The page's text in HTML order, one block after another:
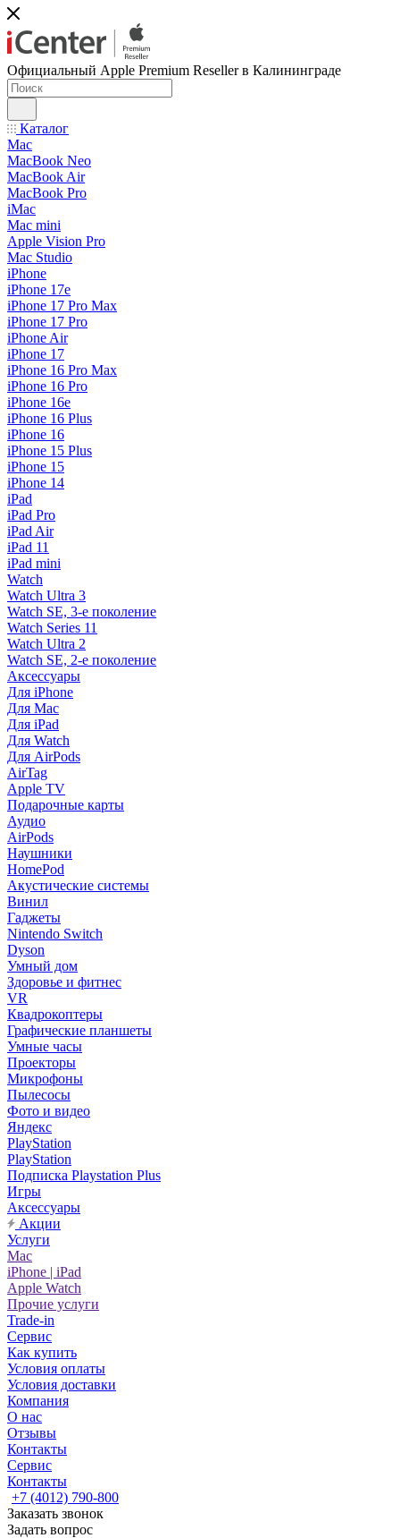
Официальный Apple Premium Reseller в Калининграде
Каталог
Mac
MacBook Neo
MacBook Air
MacBook Pro
iMac
Mac mini
Apple Vision Pro
Mac Studio
iPhone
iPhone 17e
iPhone 17 Pro Max
iPhone 17 Pro
iPhone Air
iPhone 17
iPhone 16 Pro Max
iPhone 16 Pro
iPhone 16e
iPhone 16 Plus
iPhone 16
iPhone 15 Plus
iPhone 15
iPhone 14
iPad
iPad Pro
iPad Air
iPad 11
iPad mini
Watch
Watch Ultra 3
Watch SE, 3-е поколение
Watch Series 11
Watch Ultra 2
Watch SE, 2-е поколение
Аксессуары
Для iPhone
Для Mac
Для iPad
Для Watch
Для AirPods
AirTag
Apple TV
Подарочные карты
Аудио
AirPods
Наушники
HomePod
Акустические системы
Винил
Гаджеты
Nintendo Switch
Dyson
Умный дом
Здоровье и фитнес
VR
Квадрокоптеры
Графические планшеты
Умные часы
Проекторы
Микрофоны
Пылесосы
Фото и видео
Яндекс
PlayStation
PlayStation
Подписка Playstation Plus
Игры
Аксессуары
Акции
Услуги
Mac
iPhone | iPad
Apple Watch
Прочие услуги
Trade-in
Сервис
Как купить
Условия оплаты
Условия доставки
Компания
О нас
Отзывы
Контакты
Сервис
Контакты
+7 (4012) 790-800
Заказать звонок
Задать вопрос